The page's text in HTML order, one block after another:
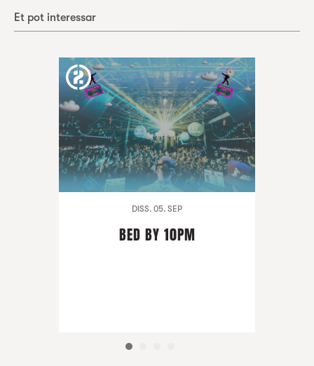
Et pot interessar
DISS. 05. SEP
BED BY 10PM